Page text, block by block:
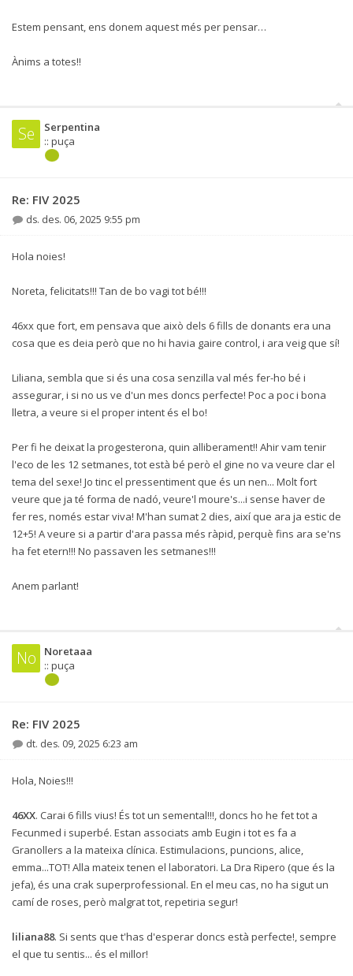
Estem pensant, ens donem aquest més per pensar…
Ànims a totes!!
Se
Serpentina
:: puça
Re: FIV 2025
ds. des. 06, 2025 9:55 pm
Hola noies!
Noreta, felicitats!!! Tan de bo vagi tot bé!!!
46xx que fort, em pensava que això dels 6 fills de donants era una
cosa que es deia però que no hi havia gaire control, i ara veig que sí!
Liliana, sembla que si és una cosa senzilla val més fer-ho bé i
assegurar, i si no us ve d'un mes doncs perfecte! Poc a poc i bona
lletra, a veure si el proper intent és el bo!
Per fi he deixat la progesterona, quin alliberament!! Ahir vam tenir
l'eco de les 12 setmanes, tot està bé però el gine no va veure clar el
tema del sexe! Jo tinc el pressentiment que és un nen... Molt fort
veure que ja té forma de nadó, veure'l moure's...i sense haver de
fer res, només estar viva! M'han sumat 2 dies, així que ara ja estic de
12+5! A veure si a partir d'ara passa més ràpid, perquè fins ara se'ns
ha fet etern!!! No passaven les setmanes!!!
Anem parlant!
No
Noretaaa
:: puça
Re: FIV 2025
dt. des. 09, 2025 6:23 am
Hola, Noies!!!
46XX. Carai 6 fills vius! És tot un semental!!!, doncs ho he fet tot a
Fecunmed i superbé. Estan associats amb Eugin i tot es fa a
Granollers a la mateixa clínica. Estimulacions, puncions, alice,
emma...TOT! Alla mateix tenen el laboratori. La Dra Ripero (que és la
jefa), és una crak superprofessional. En el meu cas, no ha sigut un
camí de roses, però malgrat tot, repetiria segur!
liliana88. Si sents que t'has d'esperar doncs està perfecte!, sempre
el que tu sentis... és el millor!